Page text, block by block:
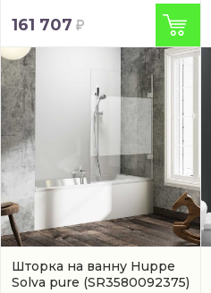
161 707
Шторка на ванну Huppe
Solva pure (SR3580092375)